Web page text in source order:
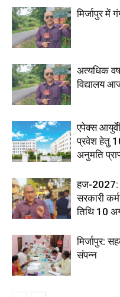
मिर्जापुर में
अत्यधिक
विद्यालय
एपेक्स
प्रवेश हेतु
अनुमति
हज-2027:
सरकारी
तिथि 10
मिर्जापुर:
संपन्न